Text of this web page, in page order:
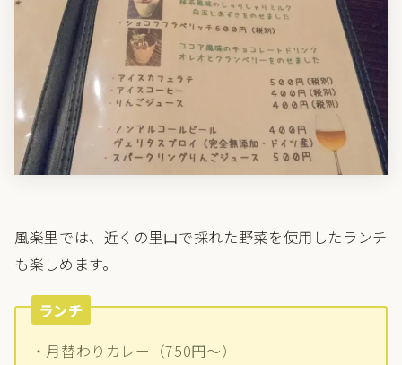
風楽里では、近くの里山で採れた野菜を使用したランチ
も楽しめます。
ランチ
・月替わりカレー（750円～）